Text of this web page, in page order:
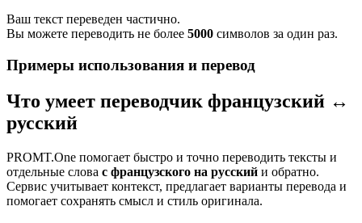
Ваш текст переведен частично.
Вы можете переводить не более 5000 символов за один раз.
Примеры использования и перевод
Что умеет переводчик французский ↔
русский
PROMT.One помогает быстро и точно переводить тексты и
отдельные слова с французского на русский и обратно.
Сервис учитывает контекст, предлагает варианты перевода и
помогает сохранять смысл и стиль оригинала.